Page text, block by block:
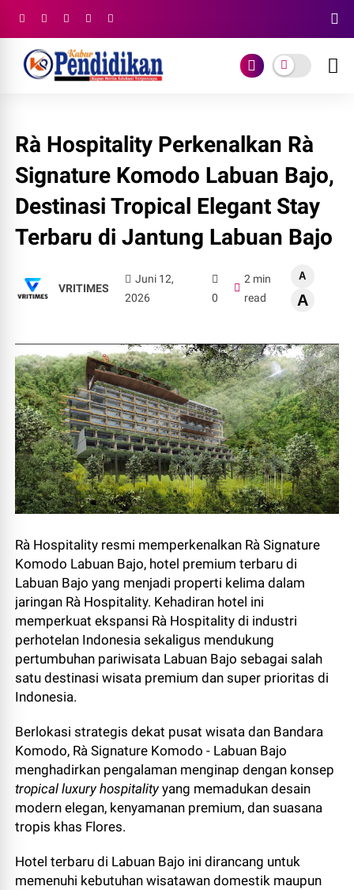
Rà Hospitality Perkenalkan Rà
Signature Komodo Labuan Bajo,
Destinasi Tropical Elegant Stay
Terbaru di Jantung Labuan Bajo
VRITIMES
Juni 12,
2026
0
2 min
read
A
A
Rà Hospitality resmi memperkenalkan Rà Signature
Komodo Labuan Bajo, hotel premium terbaru di
Labuan Bajo yang menjadi properti kelima dalam
jaringan Rà Hospitality. Kehadiran hotel ini
memperkuat ekspansi Rà Hospitality di industri
perhotelan Indonesia sekaligus mendukung
pertumbuhan pariwisata Labuan Bajo sebagai salah
satu destinasi wisata premium dan super prioritas di
Indonesia.
Berlokasi strategis dekat pusat wisata dan Bandara
Komodo, Rà Signature Komodo - Labuan Bajo
menghadirkan pengalaman menginap dengan konsep
tropical luxury hospitalityyang memadukan desain
modern elegan, kenyamanan premium, dan suasana
tropis khas Flores.
Hotel terbaru di Labuan Bajo ini dirancang untuk
memenuhi kebutuhan wisatawan domestik maupun